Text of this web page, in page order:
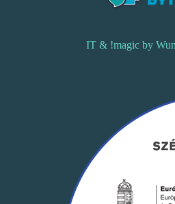
IT & !magic by